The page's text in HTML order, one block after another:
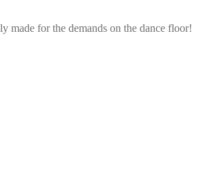
made for the demands on the dance floor!